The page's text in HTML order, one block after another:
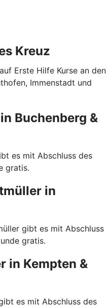
Kreuz
Erste Hilfe Kurse an den
Immenstadt und
Buchenberg &
es mit Abschluss des
gratis.
in
gibt es mit Abschluss
gratis.
in Kempten &
es mit Abschluss des